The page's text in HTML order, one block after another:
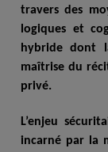
travers des
logiques et
hybride dont
maîtrise du
privé.
L’enjeu
incarné par la